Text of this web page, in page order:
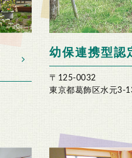
幼保連携型認
〒125-0032
東京都葛飾区水元3-